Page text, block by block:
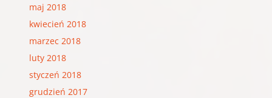
maj 2018
kwiecień 2018
marzec 2018
luty 2018
styczeń 2018
grudzień 2017